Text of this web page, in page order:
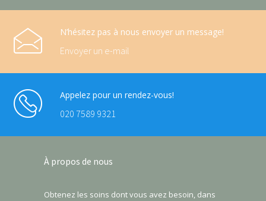
N’hésitez pas à nous envoyer un message!
Envoyer un e-mail
Appelez pour un rendez-vous!
020 7589 9321
À propos de nous
Obtenez les soins dont vous avez besoin, dans